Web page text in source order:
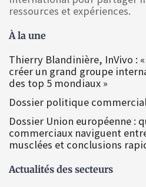
ressources et expériences.
À la une
Thierry Blandinière, InVivo :
créer un grand groupe
des top 5 mondiaux »
Dossier politique
Dossier Union européenne :
commerciaux naviguent
musclées et conclusions
Actualités des secteurs